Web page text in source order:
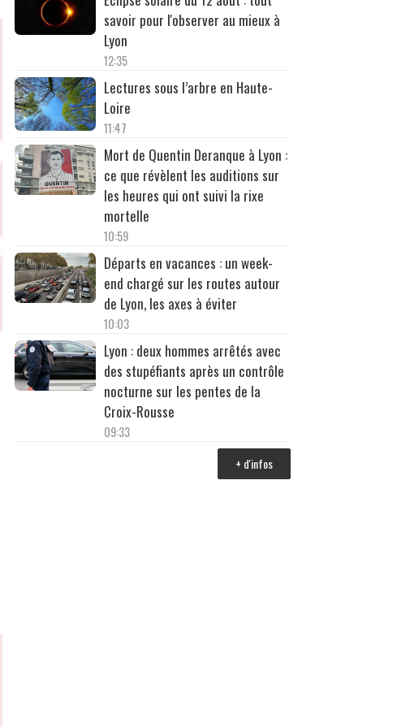
savoir pour l'observer au mieux à
Lyon
12:35
Lectures sous l’arbre en Haute-
Loire
11:47
Mort de Quentin Deranque à Lyon :
ce que révèlent les auditions sur
les heures qui ont suivi la rixe
mortelle
10:59
Départs en vacances : un week-
end chargé sur les routes autour
de Lyon, les axes à éviter
10:03
Lyon : deux hommes arrêtés avec
des stupéfiants après un contrôle
nocturne sur les pentes de la
Croix-Rousse
09:33
+ d'infos